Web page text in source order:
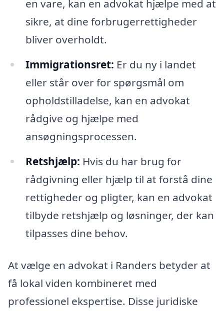
en vare, kan en advokat hjælpe med at
sikre, at dine forbrugerrettigheder
bliver overholdt.
Immigrationsret: Er du ny i landet
eller står over for spørgsmål om
opholdstilladelse, kan en advokat
rådgive og hjælpe med
ansøgningsprocessen.
Retshjælp: Hvis du har brug for
rådgivning eller hjælp til at forstå dine
rettigheder og pligter, kan en advokat
tilbyde retshjælp og løsninger, der kan
tilpasses dine behov.
At vælge en advokat i Randers betyder at
få lokal viden kombineret med
professionel ekspertise. Disse juridiske